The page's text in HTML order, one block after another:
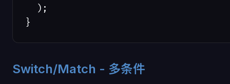
  );
}
Switch/Match - 多条件